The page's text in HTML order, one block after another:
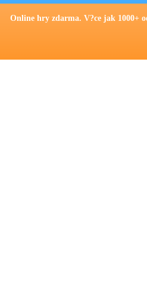
Online hry zdarma. V?ce jak 1000+